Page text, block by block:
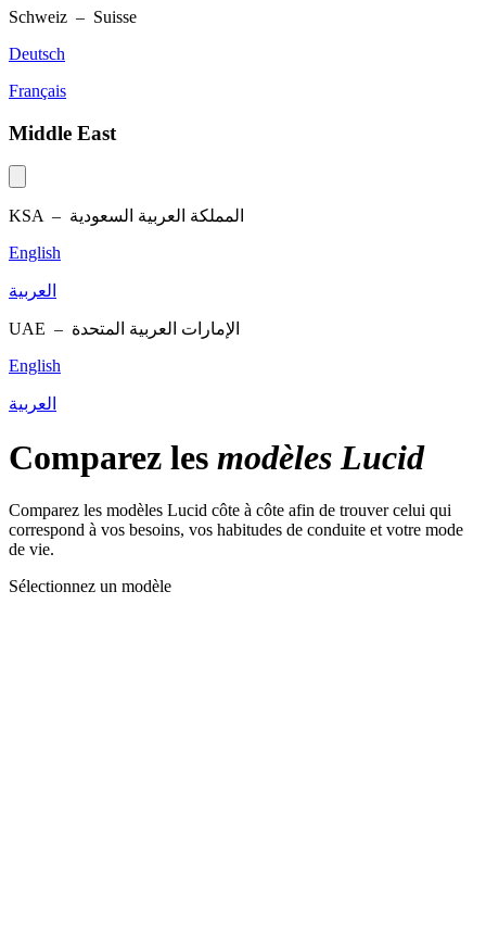
Schweiz – Suisse
Deutsch
Français
Middle East
KSA – المملكة العربية السعودية
English
العربية
UAE – الإمارات العربية المتحدة
English
العربية
Comparez les modèles Lucid
Comparez les modèles Lucid côte à côte afin de trouver celui qui
correspond à vos besoins, vos habitudes de conduite et votre mode
de vie.
Sélectionnez un modèle